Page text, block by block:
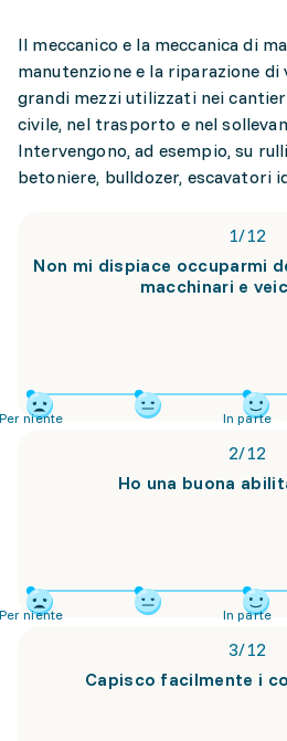
Il meccanico e la meccanica di
manutenzione e la riparazione di
grandi mezzi utilizzati nei
civile, nel trasporto e nel
Intervengono, ad esempio, su
betoniere, bulldozer, escavatori
1/12
Non mi dispiace occuparmi
macchinari e
niente In parte
2/12
Ho una buona
niente In parte
3/12
Capisco facilmente i